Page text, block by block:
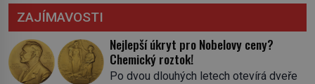
ZAJÍMAVOSTI
Nejlepší úkryt pro Nobelovy ceny?
Chemický roztok!
Po dvou dlouhých letech otevírá dveře